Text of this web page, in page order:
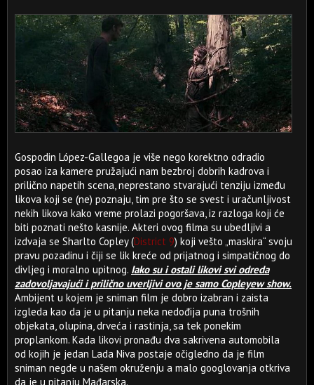
Gospodin López-Gallegoa je više nego korektno odradio
posao iza kamere pružajući nam bezbroj dobrih kadrova i
prilično napetih scena, neprestano stvarajući tenziju između
likova koji se (ne) poznaju, tim pre što se svest i uračunljivost
nekih likova kako vreme prolazi pogoršava, iz razloga koji će
biti poznati nešto kasnije. Akteri ovog filma su ubedljivi a
izdvaja se Sharlto Copley (District 9) koji vešto „maskira“ svoju
pravu pozadinu i čiji se lik kreće od prijatnog i simpatičnog do
divljeg i moralno upitnog. Iako su i ostali likovi svi odreda
zadovoljavajući i prilično uverljivi ovo je samo Copleyew show.
Ambijent u kojem je sniman film je dobro izabran i zaista
izgleda kao da je u pitanju neka nedođija puna trošnih
objekata, olupina, drveća i rastinja, sa tek ponekim
proplankom. Kada likovi pronađu dva sakrivena automobila
od kojih je jedan Lada Niva postaje očigledno da je film
sniman negde u našem okruženju a malo googlovanja otkriva
da je u pitanju Mađarska.